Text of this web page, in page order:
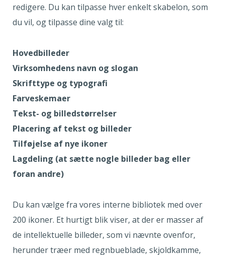
redigere. Du kan tilpasse hver enkelt skabelon, som
du vil, og tilpasse dine valg til:
Hovedbilleder
Virksomhedens navn og slogan
Skrifttype og typografi
Farveskemaer
Tekst- og billedstørrelser
Placering af tekst og billeder
Tilføjelse af nye ikoner
Lagdeling (at sætte nogle billeder bag eller
foran andre)
Du kan vælge fra vores interne bibliotek med over
200 ikoner. Et hurtigt blik viser, at der er masser af
de intellektuelle billeder, som vi nævnte ovenfor,
herunder træer med regnbueblade, skjoldkamme,